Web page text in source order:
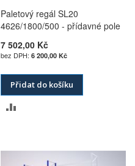
Paletový regál SL20
4626/1800/500 - přídavné pole
7 502,00 Kč
6 200,00 Kč
Přidat do košíku
POROVNÁNÍ